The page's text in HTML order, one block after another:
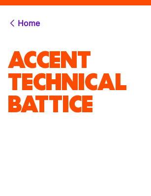
Home
ACCENT
TECHNICAL
BATTICE